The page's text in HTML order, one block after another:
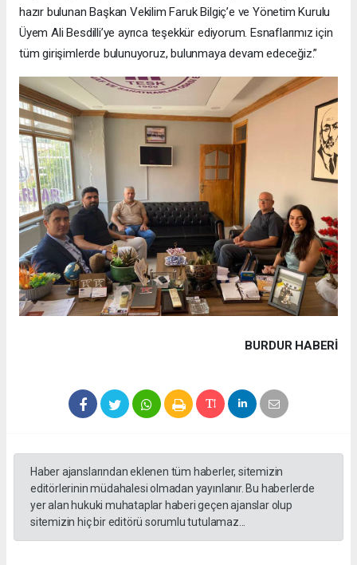
hazır bulunan Başkan Vekilim Faruk Bilgiç’e ve Yönetim Kurulu
Üyem Ali Besdilli’ye ayrıca teşekkür ediyorum. Esnaflarımız için
tüm girişimlerde bulunuyoruz, bulunmaya devam edeceğiz.”
BURDUR HABERİ
Haber ajanslarından eklenen tüm haberler, sitemizin
editörlerinin müdahalesi olmadan yayınlanır. Bu haberlerde
yer alan hukuki muhataplar haberi geçen ajanslar olup
sitemizin hiç bir editörü sorumlu tutulamaz...